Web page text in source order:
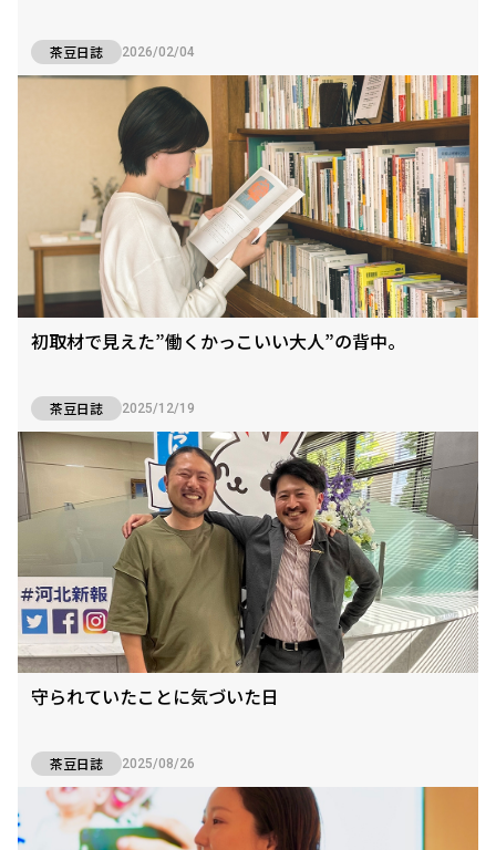
茶豆日誌 2026/02/04
初取材で見えた”働くかっこいい大人”の背中。
茶豆日誌 2025/12/19
守られていたことに気づいた日
茶豆日誌 2025/08/26